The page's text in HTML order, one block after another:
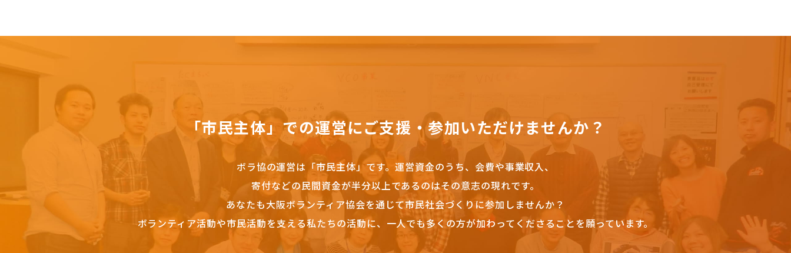
「市民主体」での運営にご支援・参加いただけませんか？
ボラ協の運営は「市民主体」です。 運営資金のうち、会費や事業収入、
寄付などの民間資金が半分以上であるのはその意志の現れです。
あなたも大阪ボランティア協会を通じて市民社会づくりに参加しませんか？
ボランティア活動や市民活動を支える私たちの活動に、一人でも多くの方が加わってくださることを願っています。